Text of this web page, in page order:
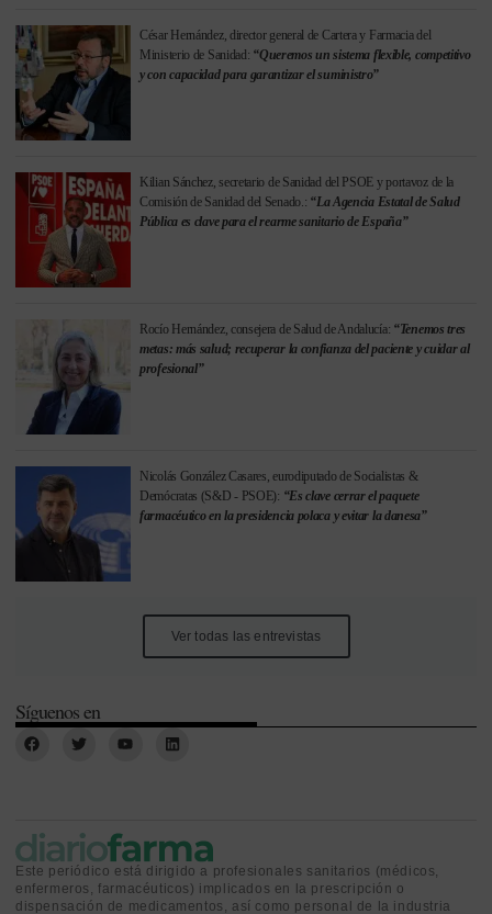
César Hernández, director general de Cartera y Farmacia del
Ministerio de Sanidad: “Queremos un sistema flexible, competitivo
y con capacidad para garantizar el suministro”
Kilian Sánchez, secretario de Sanidad del PSOE y portavoz de la
Comisión de Sanidad del Senado.: “La Agencia Estatal de Salud
Pública es clave para el rearme sanitario de España”
Rocío Hernández, consejera de Salud de Andalucía: “Tenemos tres
metas: más salud; recuperar la confianza del paciente y cuidar al
profesional”
Nicolás González Casares, eurodiputado de Socialistas &
Demócratas (S&D - PSOE): “Es clave cerrar el paquete
farmacéutico en la presidencia polaca y evitar la danesa”
Ver todas las entrevistas
Síguenos en
Este periódico está dirigido a profesionales sanitarios (médicos,
enfermeros, farmacéuticos) implicados en la prescripción o
dispensación de medicamentos, así como personal de la industria